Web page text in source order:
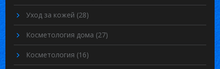
Уход за кожей (28)
Косметология дома (27)
Косметология (16)